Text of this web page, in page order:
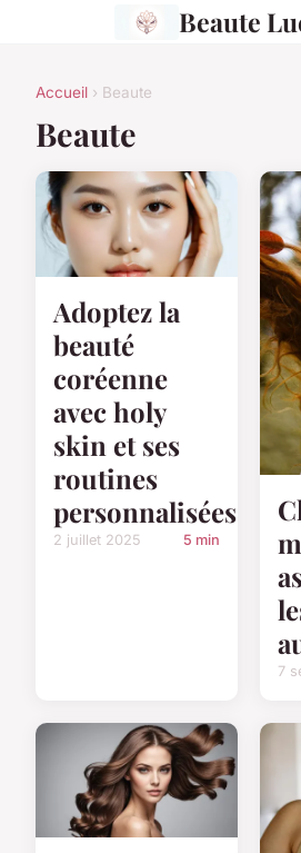
Beaute
Accueil › Beaute
Beaute
Adoptez la
beauté
coréenne
avec holy
skin et ses
routines
personnalisées
2 juillet 2025 5 min
7